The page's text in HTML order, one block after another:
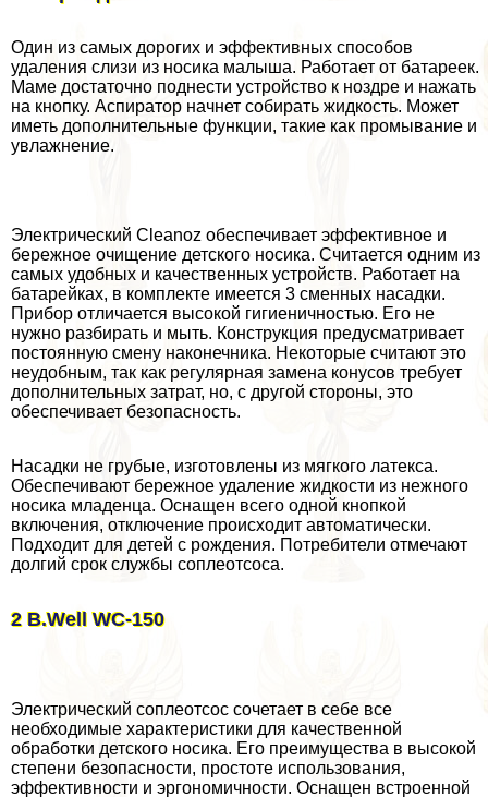
Один из самых дорогих и эффективных способов
удаления слизи из носика малыша. Работает от батареек.
Маме достаточно поднести устройство к ноздре и нажать
на кнопку. Аспиратор начнет собирать жидкость. Может
иметь дополнительные функции, такие как промывание и
увлажнение.
Электрический Cleanoz обеспечивает эффективное и
бережное очищение детского носика. Считается одним из
самых удобных и качественных устройств. Работает на
батарейках, в комплекте имеется 3 сменных насадки.
Прибор отличается высокой гигиеничностью. Его не
нужно разбирать и мыть. Конструкция предусматривает
постоянную смену наконечника. Некоторые считают это
неудобным, так как регулярная замена конусов требует
дополнительных затрат, но, с другой стороны, это
обеспечивает безопасность.
Насадки не грубые, изготовлены из мягкого латекса.
Обеспечивают бережное удаление жидкости из нежного
носика младенца. Оснащен всего одной кнопкой
включения, отключение происходит автоматически.
Подходит для детей с рождения. Потребители отмечают
долгий срок службы соплеoтcocа.
2 B.Well WC-150
Электрический соплеoтcoc сочетает в себе все
необходимые хаpaктеристики для качественной
обработки детского носика. Его преимущества в высокой
степени безопасности, простоте использования,
эффективности и эргономичности. Оснащен встроенной